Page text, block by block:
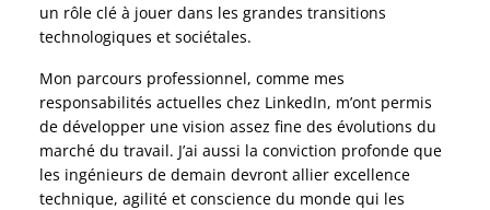
un rôle clé à jouer dans les grandes transitions
technologiques et sociétales.
Mon parcours professionnel, comme mes
responsabilités actuelles chez LinkedIn, m’ont permis
de développer une vision assez fine des évolutions du
marché du travail. J’ai aussi la conviction profonde que
les ingénieurs de demain devront allier excellence
technique, agilité et conscience du monde qui les